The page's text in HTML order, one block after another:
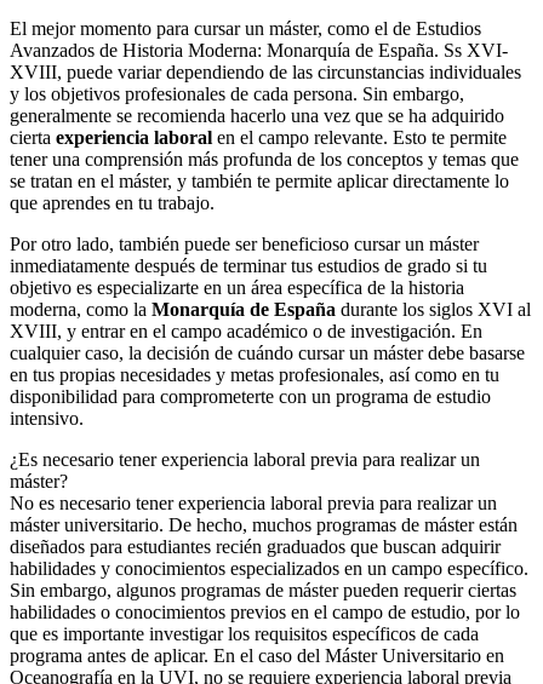
El mejor momento para cursar un máster, como el de Estudios
Avanzados de Historia Moderna: Monarquía de España. Ss XVI-
XVIII, puede variar dependiendo de las circunstancias individuales
y los objetivos profesionales de cada persona. Sin embargo,
generalmente se recomienda hacerlo una vez que se ha adquirido
cierta experiencia laboral en el campo relevante. Esto te permite
tener una comprensión más profunda de los conceptos y temas que
se tratan en el máster, y también te permite aplicar directamente lo
que aprendes en tu trabajo.
Por otro lado, también puede ser beneficioso cursar un máster
inmediatamente después de terminar tus estudios de grado si tu
objetivo es especializarte en un área específica de la historia
moderna, como la Monarquía de España durante los siglos XVI al
XVIII, y entrar en el campo académico o de investigación. En
cualquier caso, la decisión de cuándo cursar un máster debe basarse
en tus propias necesidades y metas profesionales, así como en tu
disponibilidad para comprometerte con un programa de estudio
intensivo.
¿Es necesario tener experiencia laboral previa para realizar un
máster?
No es necesario tener experiencia laboral previa para realizar un
máster universitario. De hecho, muchos programas de máster están
diseñados para estudiantes recién graduados que buscan adquirir
habilidades y conocimientos especializados en un campo específico.
Sin embargo, algunos programas de máster pueden requerir ciertas
habilidades o conocimientos previos en el campo de estudio, por lo
que es importante investigar los requisitos específicos de cada
programa antes de aplicar. En el caso del Máster Universitario en
Oceanografía en la UVI, no se requiere experiencia laboral previa